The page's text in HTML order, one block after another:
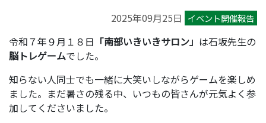
2025年09月25日 イベント開催報告
令和７年９月１８日 「南部いきいきサロン」 は石坂先生の
脳トレゲームでした。
知らない人同士でも一緒に大笑いしながらゲームを楽しめ
ました。まだ暑さの残る中、いつもの皆さんが元気よく参
加してくださいました。